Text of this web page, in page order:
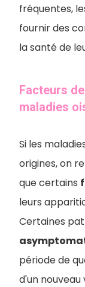
fréquentes,
fournir des
la santé de
Facteurs
maladies
Si les
origines, on
que certains
leurs
Certaines
période de
d'un nouveau